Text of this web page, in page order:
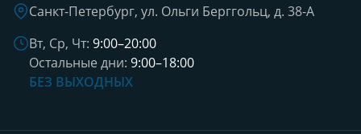
Санкт-Петербург, ул. Ольги Берггольц, д. 38-А
Вт, Ср, Чт: 9:00–20:00
Остальные дни: 9:00–18:00
БЕЗ ВЫХОДНЫХ